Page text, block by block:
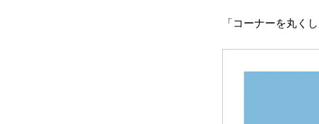
「コーナーを丸く